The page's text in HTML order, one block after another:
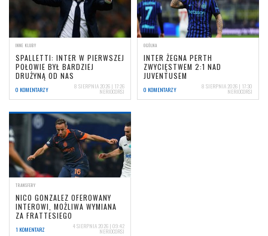
INNE KLUBY
SPALLETTI: INTER W PIERWSZEJ
POŁOWIE BYŁ BARDZIEJ
DRUŻYNĄ OD NAS
0 KOMENTARZY 8 SIERPNIA 2026 | 17:26
NERIOCORSI
OGÓLNA
INTER ŻEGNA PERTH
ZWYCIĘSTWEM 2:1 NAD
JUVENTUSEM
0 KOMENTARZY 8 SIERPNIA 2026 | 17:30
NERIOCORSI
TRANSFERY
NICO GONZALEZ OFEROWANY
INTEROWI, MOŻLIWA WYMIANA
ZA FRATTESIEGO
1 KOMENTARZ 4 SIERPNIA 2026 | 09:42
NERIOCORSI